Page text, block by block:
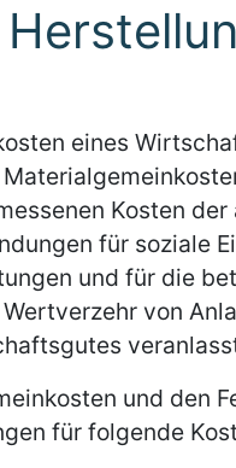
eines
Kosten
für soziale
und für die
von
und den
für folgende